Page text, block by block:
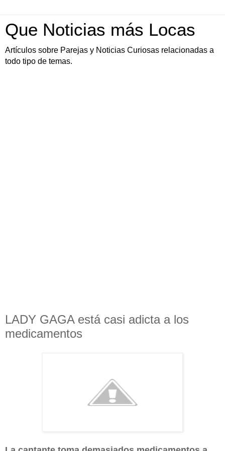
Que Noticias más Locas
Artículos sobre Parejas y Noticias Curiosas relacionadas a
todo tipo de temas.
LADY GAGA está casi adicta a los
medicamentos